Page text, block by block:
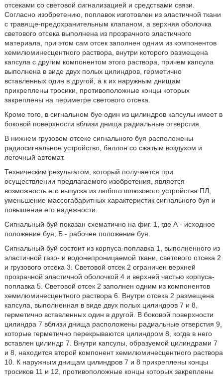
отсеками со световой сигнализацией и средствами связи.
Согласно изобретению, поплавок изготовлен из эластичной ткани
с травяще-предохранительным клапаном, а верхняя оболочка
светового отсека выполнена из прозрачного эластичного
материала, при этом сам отсек заполнен одним из компонентов
хемилюминесцентного раствора, внутри которого размещена
капсула с другим компонентом этого раствора, причем капсула
выполнена в виде двух полых цилиндров, герметично
вставленных один в другой, а к их наружным днищам
прикреплены тросики, противоположные концы которых
закреплены на периметре светового отсека.
Кроме того, в сигнальном буе один из цилиндров капсулы имеет в
боковой поверхности вблизи днища радиальные отверстия.
В нижнем грузовом отсеке сигнального буя расположены
радиосигнальное устройство, баллон со сжатым воздухом и
легочный автомат.
Техническим результатом, который получается при
осуществлении предлагаемого изобретения, является
возможность его выпуска из любого шлюзового устройства ПЛ,
уменьшение массогабаритных характеристик сигнального буя и
повышение его надежности.
Сигнальный буй показан схематично на фиг. 1, где А - исходное
положение буя, Б - рабочее положение буя.
Сигнальный буй состоит из корпуса-поплавка 1, выполненного из
эластичной газо- и водонепроницаемой ткани, светового отсека 2
и грузового отсека 3. Световой отсек 2 ограничен верхней
прозрачной эластичной оболочкой 4 и верхней частью корпуса-
поплавка 5. Световой отсек 2 заполнен одним из компонентов
хемилюминесцентного раствора 6. Внутри отсека 2 размещена
капсула, выполненная в виде двух полых цилиндров 7 и 8,
герметично вставленных один в другой. В боковой поверхности
цилиндра 7 вблизи днища расположены радиальные отверстия 9,
которые герметично перекрываются цилиндром 8, когда в него
вставлен цилиндр 7. Внутри капсулы, образуемой цилиндрами 7
и 8, находится второй компонент хемилюминесцентного раствора
10. К наружным днищам цилиндров 7 и 8 прикреплены концы
тросиков 11 и 12, противоположные концы которых закреплены